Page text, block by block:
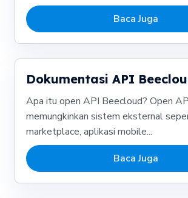
Baca Juga
Dokumentasi API
Apa itu open API Beecloud? Open
memungkinkan sistem eksternal
marketplace, aplikasi mobile...
Baca Juga